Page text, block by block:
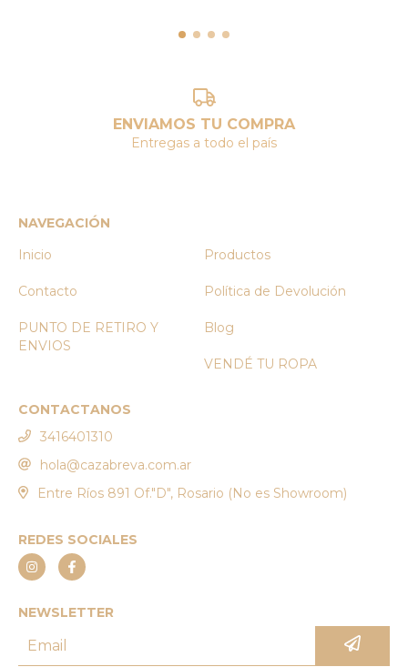
ENVIAMOS TU COMPRA
Entregas a todo el país
NAVEGACIÓN
Inicio
Productos
Contacto Política de Devolución
PUNTO DE RETIRO Y
ENVIOS
Blog
VENDÉ TU ROPA
CONTACTANOS
3416401310
hola@cazabreva.com.ar
Entre Ríos 891 Of."D", Rosario (No es Showroom)
REDES SOCIALES
NEWSLETTER